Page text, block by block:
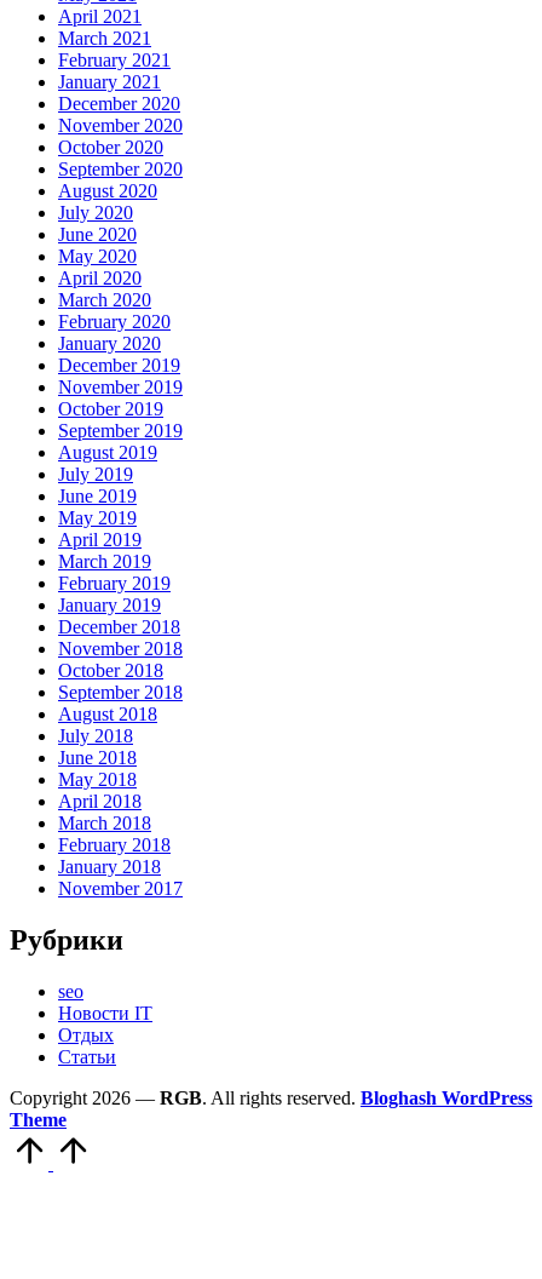
April 2021
March 2021
February 2021
January 2021
December 2020
November 2020
October 2020
September 2020
August 2020
July 2020
June 2020
May 2020
April 2020
March 2020
February 2020
January 2020
December 2019
November 2019
October 2019
September 2019
August 2019
July 2019
June 2019
May 2019
April 2019
March 2019
February 2019
January 2019
December 2018
November 2018
October 2018
September 2018
August 2018
July 2018
June 2018
May 2018
April 2018
March 2018
February 2018
January 2018
November 2017
Рубрики
seo
Новости IT
Отдых
Статьи
Copyright 2026 — RGB. All rights reserved. Bloghash WordPress
Theme